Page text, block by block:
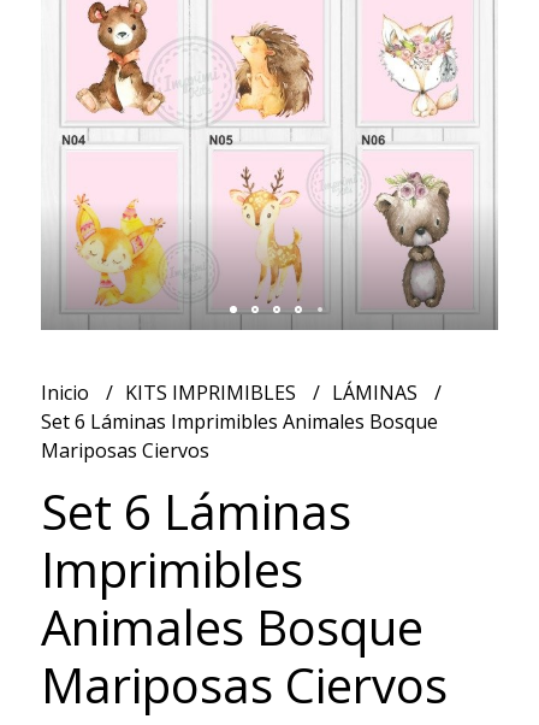
Inicio KITS IMPRIMIBLES
LÁMINAS
Set 6 Láminas Imprimibles Animales Bosque
Mariposas Ciervos
Set 6 Láminas
Imprimibles
Animales Bosque
Mariposas Ciervos